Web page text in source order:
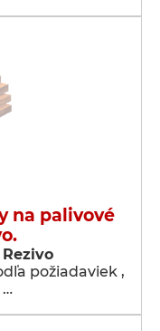
na palivové
požiadaviek ,
…